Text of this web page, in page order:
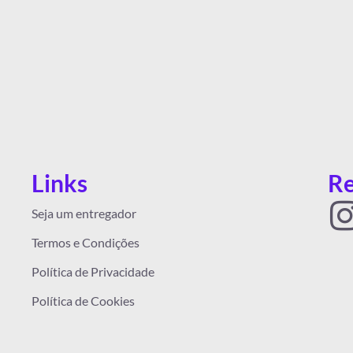
Links
Seja um entregador
Termos e Condições
Política de Privacidade
Política de Cookies
I